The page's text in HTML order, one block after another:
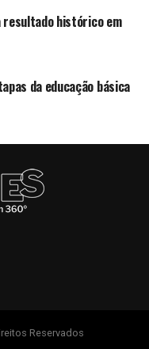
resultado histórico em
da educação básica
Reservados